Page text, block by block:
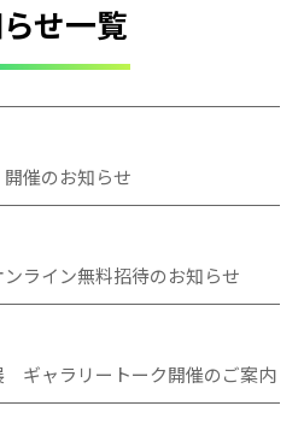
せ一覧
開催のお知らせ
ライン無料招待のお知らせ
ギャラリートーク開催のご案内